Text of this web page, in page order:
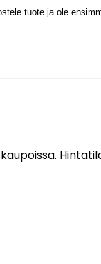
tuote ja ole